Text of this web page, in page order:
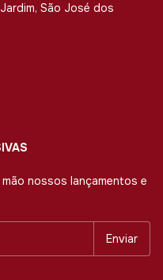
São José dos
nossos lançamentos e